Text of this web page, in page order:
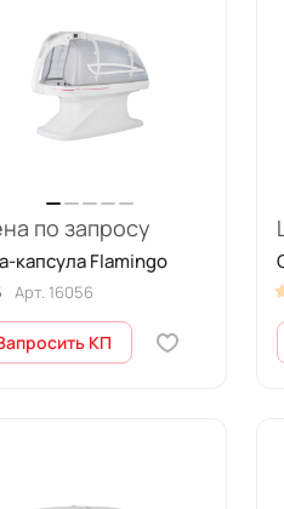
по запросу
капсула Flamingo
Арт. 16056
КП